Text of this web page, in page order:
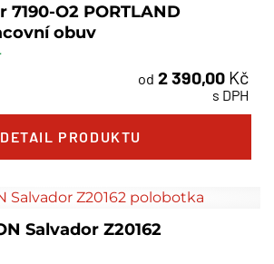
O2 PORTLAND
obuv
od 2 390,00 Kč
s DPH
DETAIL PRODUKTU
Salvador Z20162